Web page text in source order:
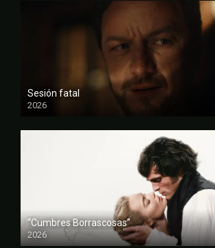
Sesión fatal
2026
FULL HD
“Cumbres Borrascosas”
2026
FULL HD